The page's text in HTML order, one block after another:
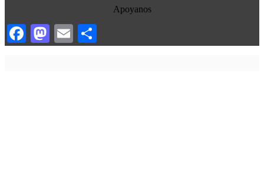
Oriente Medio
Norte-Sur
Apoyanos
Facebook
Mastodon
Email